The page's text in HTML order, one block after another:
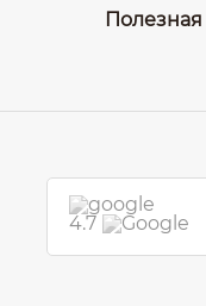
4.7